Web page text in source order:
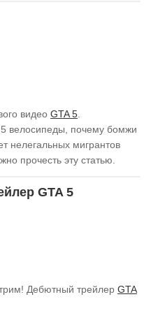
видео GTA 5
5 велосипеды, почему бомжи
нелегальных мигрантов
прочесть эту статью.
GTA 5
Дебютный трейлер GTA